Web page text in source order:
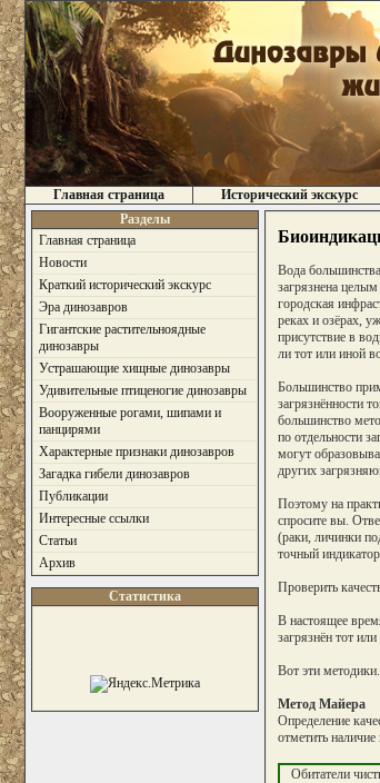
Главная страница Исторический экскурс
Разделы
Главная страница
Новости
Краткий исторический экскурс
Эра динозавров
Гигантские растительноядные
динозавры
Устрашающие хищные динозавры
Удивительные птиценогие динозавры
Вооруженные рогами, шипами и
панцирями
Характерные признаки динозавров
Загадка гибели динозавров
Публикации
Интересные ссылки
Статьи
Архив
Статистика
Вода
загрязнена
городская
реках и озёрах,
присутствие в
ли тот или иной
Большинство
загрязнённости
большинство
по отдельности
могут
других
Поэтому на
спросите вы.
(раки, личинки
точный
Проверить
В настоящее
загрязнён тот
Вот эти методики.
Метод Майера
Определение
отметить
Обитатели